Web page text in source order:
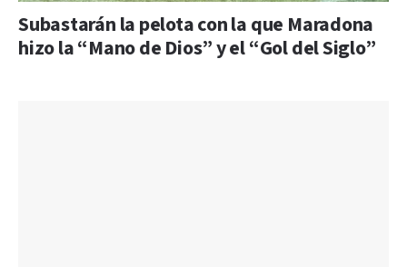
Subastarán la pelota con la que Maradona
hizo la “Mano de Dios” y el “Gol del Siglo”